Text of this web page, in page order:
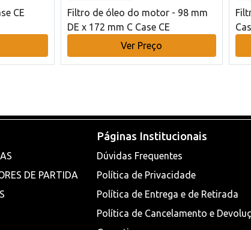
CE
Filtro de óleo do motor - 98 mm
DE x 172 mm C Case CE
Ver Preço
DE PARTIDA
Páginas Institucionais
Dúvidas Frequentes
Política de Privacidade
Política de Entrega e de Retirada
Política de Cancelamento e